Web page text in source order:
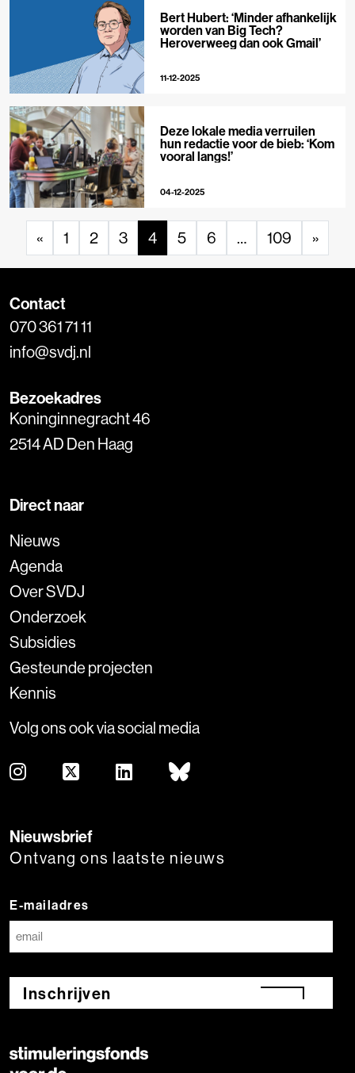
Bert Hubert: ‘Minder afhankelijk
worden van Big Tech?
Heroverweeg dan ook Gmail’
11-12-2025
Deze lokale media verruilen
hun redactie voor de bieb: ‘Kom
vooral langs!’
04-12-2025
« 1 2 3 4 5 6 … 109 »
Contact
070 361 71 11
info@svdj.nl
Bezoekadres
Koninginnegracht 46
2514 AD Den Haag
Direct naar
Nieuws
Agenda
Over SVDJ
Onderzoek
Subsidies
Gesteunde projecten
Kennis
Volg ons ook via social media
Nieuwsbrief
Ontvang ons laatste nieuws
E-mailadres
Inschrijven